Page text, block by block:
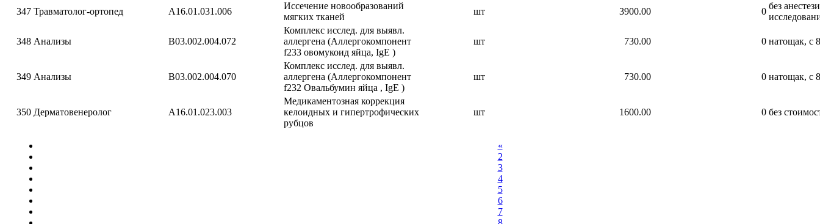
347 Травматолог-ортопед A16.01.031.006
Иссечение новообразований
мягких тканей
шт 3900.00 0
без
348 Анализы B03.002.004.072
Комплекс исслед. для выявл.
аллергена (Аллергокомпонент
f233 овомукоид яйца, IgE )
шт 730.00 0 натощак, с
349 Анализы B03.002.004.070
Комплекс исслед. для выявл.
аллергена (Аллергокомпонент
f232 Овальбумин яйца , IgE )
шт 730.00 0 натощак, с
350 Дерматовенеролог A16.01.023.003
Медикаментозная коррекция
келоидных и гипертрофических
рубцов
шт 1600.00 0 без
«
2
3
4
5
6
7